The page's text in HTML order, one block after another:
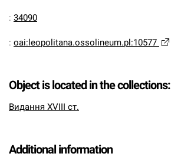
: 34090
: oai:leopolitana.ossolineum.pl:10577
Object is located in the collections:
Видання XVIII ст.
Additional information